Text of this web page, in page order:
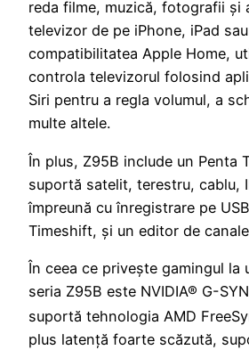
reda filme, muzică, fotografii și
televizor de pe iPhone, iPad
compatibilitatea Apple Home,
controla televizorul folosind
Siri pentru a regla volumul, a
multe altele.
În plus, Z95B include un Penta
suportă satelit, terestru, cablu,
împreună cu înregistrare pe
Timeshift, și un editor de
În ceea ce privește gamingul la
seria Z95B este NVIDIA® G-
suportă tehnologia AMD
plus latență foarte scăzută,